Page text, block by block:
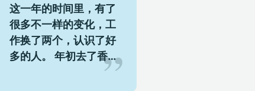
这一年的时间里，有了
很多不一样的变化，工
作换了两个，认识了好
多的人。 年初去了香
港，年中在家休养生息